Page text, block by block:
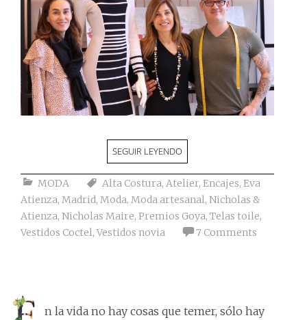
SEGUIR LEYENDO
MODA Alta Costura, Atelier, Encajes, Eva
Atienza, Madrid, Moda, Moda artesanal, Nicholas &
Atienza, Nicholas Maire, Premios Goya, Telas toile,
Vestidos Coctel, Vestidos novia 7 Comments
n la vida no hay cosas que temer, sólo hay